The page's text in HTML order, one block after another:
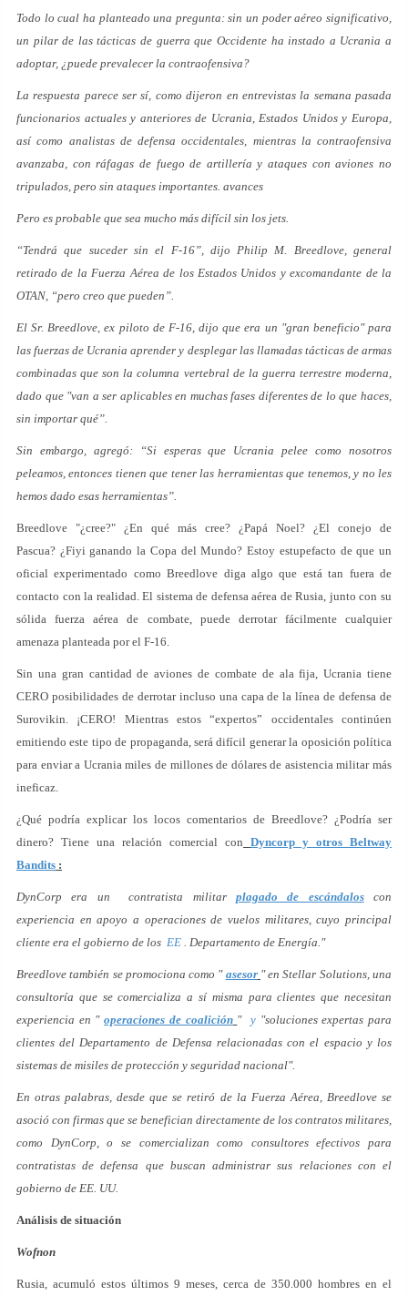
Todo lo cual ha planteado una pregunta: sin un poder aéreo significativo,
un pilar de las tácticas de guerra que Occidente ha instado a Ucrania a
adoptar, ¿puede prevalecer la contraofensiva?
La respuesta parece ser sí, como dijeron en entrevistas la semana pasada
funcionarios actuales y anteriores de Ucrania, Estados Unidos y Europa,
así como analistas de defensa occidentales, mientras la contraofensiva
avanzaba, con ráfagas de fuego de artillería y ataques con aviones no
tripulados, pero sin ataques importantes. avances
Pero es probable que sea mucho más difícil sin los jets.
“Tendrá que suceder sin el F-16”, dijo Philip M. Breedlove, general
retirado de la Fuerza Aérea de los Estados Unidos y excomandante de la
OTAN, “pero creo que pueden”.
El Sr. Breedlove, ex piloto de F-16, dijo que era un "gran beneficio" para
las fuerzas de Ucrania aprender y desplegar las llamadas tácticas de armas
combinadas que son la columna vertebral de la guerra terrestre moderna,
dado que "van a ser aplicables en muchas fases diferentes de lo que haces,
sin importar qué”.
Sin embargo, agregó: “Si esperas que Ucrania pelee como nosotros
peleamos, entonces tienen que tener las herramientas que tenemos, y no les
hemos dado esas herramientas”.
Breedlove "¿cree?" ¿En qué más cree? ¿Papá Noel? ¿El conejo de
Pascua? ¿Fiyi ganando la Copa del Mundo? Estoy estupefacto de que un
oficial experimentado como Breedlove diga algo que está tan fuera de
contacto con la realidad. El sistema de defensa aérea de Rusia, junto con su
sólida fuerza aérea de combate, puede derrotar fácilmente cualquier
amenaza planteada por el F-16.
Sin una gran cantidad de aviones de combate de ala fija, Ucrania tiene
CERO posibilidades de derrotar incluso una capa de la línea de defensa de
Surovikin. ¡CERO! Mientras estos “expertos” occidentales continúen
emitiendo este tipo de propaganda, será difícil generar la oposición política
para enviar a Ucrania miles de millones de dólares de asistencia militar más
ineficaz.
¿Qué podría explicar los locos comentarios de Breedlove? ¿Podría ser
dinero? Tiene una relación comercial con Dyncorp y otros Beltway
Bandits :
DynCorp era un contratista militar plagado de escándaloscon
experiencia en apoyo a operaciones de vuelos militares, cuyo principal
cliente era el gobierno de los EE . Departamento de Energía."
Breedlove también se promociona como " asesor " en Stellar Solutions, una
consultoría que se comercializa a sí misma para clientes que necesitan
experiencia en "operaciones de coalición " y"soluciones expertas para
clientes del Departamento de Defensa relacionadas con el espacio y los
sistemas de misiles de protección y seguridad nacional".
En otras palabras, desde que se retiró de la Fuerza Aérea, Breedlove se
asoció con firmas que se benefician directamente de los contratos militares,
como DynCorp, o se comercializan como consultores efectivos para
contratistas de defensa que buscan administrar sus relaciones con el
gobierno de EE. UU.
Análisis de situación
Wofnon
Rusia, acumuló estos últimos 9 meses, cerca de 350.000 hombres en el